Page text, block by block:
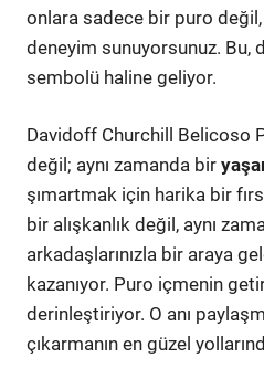
onlara sadece bir puro değil,
deneyim sunuyorsunuz. Bu,
sembolü haline geliyor.
Davidoff Churchill Belicoso
değil; aynı zamanda bir
şımartmak için harika bir
bir alışkanlık değil, aynı
arkadaşlarınızla bir araya
kazanıyor. Puro içmenin
derinleştiriyor. O anı
çıkarmanın en güzel